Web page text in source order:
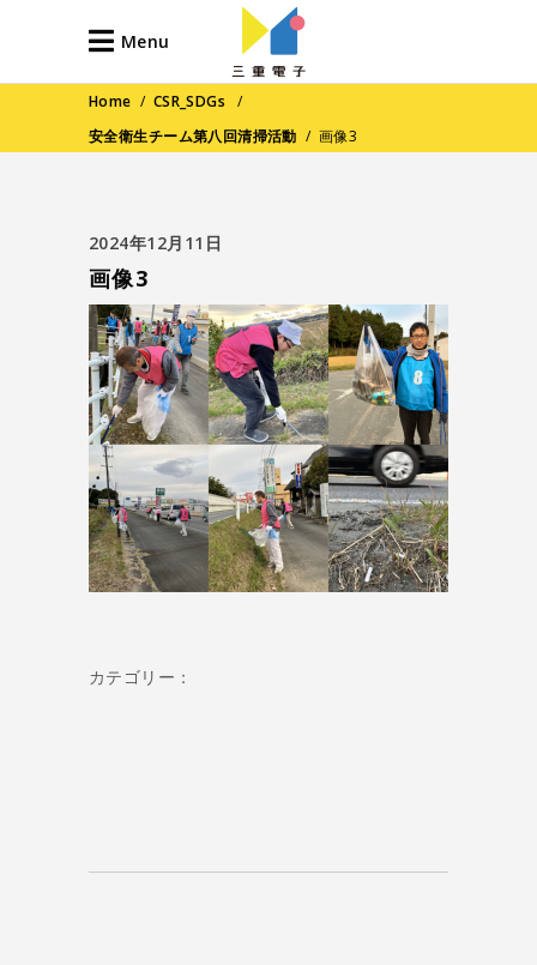
Menu
Home / CSR_SDGs
/
安全衛生チーム第八回清掃活動 / 画像3
2024年12月11日
画像3
カテゴリー：